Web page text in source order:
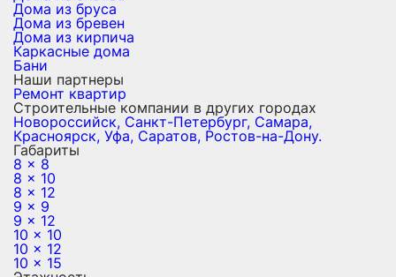
Дома из бруса
Дома из бревен
Дома из кирпича
Каркасные дома
Бани
Наши партнеры
Ремонт квартир
Строительные компании в других городах
Новороссийск, Санкт-Петербург, Самара,
Красноярск, Уфа, Саратов, Ростов-на-Дону.
Габариты
8 x 8
8 x 10
8 x 12
9 x 9
9 x 12
10 x 10
10 x 12
10 x 15